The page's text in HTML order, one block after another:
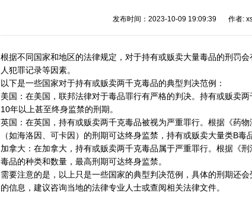
发布时间：2023-10-09 19:09:39 作者:
根据不同国家和地区的法律规定，对于持有或贩卖大量毒品的刑罚
人犯罪记录等因素。
以下是一些国家对于持有或贩卖两千克毒品的典型判决范例：
美国：在美国，联邦法律对于毒品罪行有严格的判决。持有或贩卖
10年以上甚至终身监禁的刑期。
英国：在英国，持有或贩卖两千克毒品被视为严重罪行。根据《药
（如海洛因、可卡因）的刑期可达终身监禁，持有或贩卖大量类B毒
加拿大：在加拿大，持有或贩卖两千克毒品属于严重罪行。根据《
毒品的种类和数量，最高刑期可达终身监禁。
需要注意的是，以上只是一些国家的典型判决范例，具体的刑期还
的信息，建议咨询当地的法律专业人士或查阅相关法律文件。